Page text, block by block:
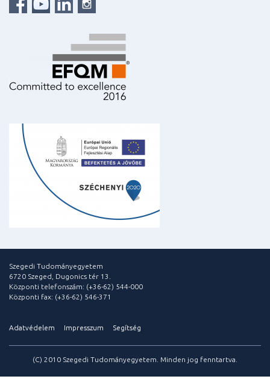
Szegedi Tudományegyetem
6720 Szeged, Dugonics tér 13.
Központi telefonszám: (+36-62) 544-000
Központi fax: (+36-62) 546-371
Adatvédelem Impresszum Segítség
(C) 2010 Szegedi Tudományegyetem. Minden jog fenntartva.